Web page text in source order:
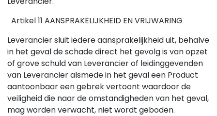
Artikel 11 AANSPRAKELIJKHEID EN VRIJWARING
Leverancier sluit iedere aansprakelijkheid uit, behalve
in het geval de schade direct het gevolg is van opzet
of grove schuld van Leverancier of leidinggevenden
van Leverancier alsmede in het geval een Product
aantoonbaar een gebrek vertoont waardoor de
veiligheid die naar de omstandigheden van het geval,
mag worden verwacht, niet wordt geboden.